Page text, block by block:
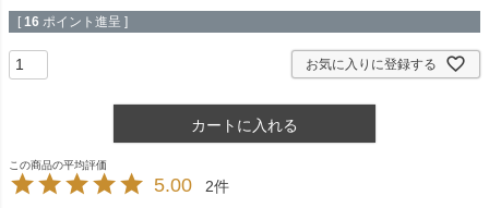
[ 16 ポイント進呈 ]
お気に入りに登録する
カートに入れる
5.00 2